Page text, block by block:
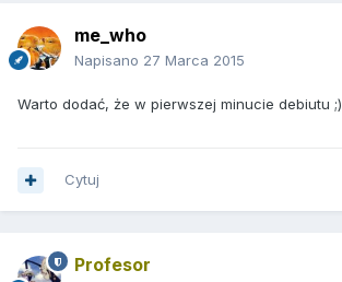
me_who
Napisano 27 Marca 2015
Warto dodać, że w pierwszej minucie debiutu ;)
Cytuj
Profesor